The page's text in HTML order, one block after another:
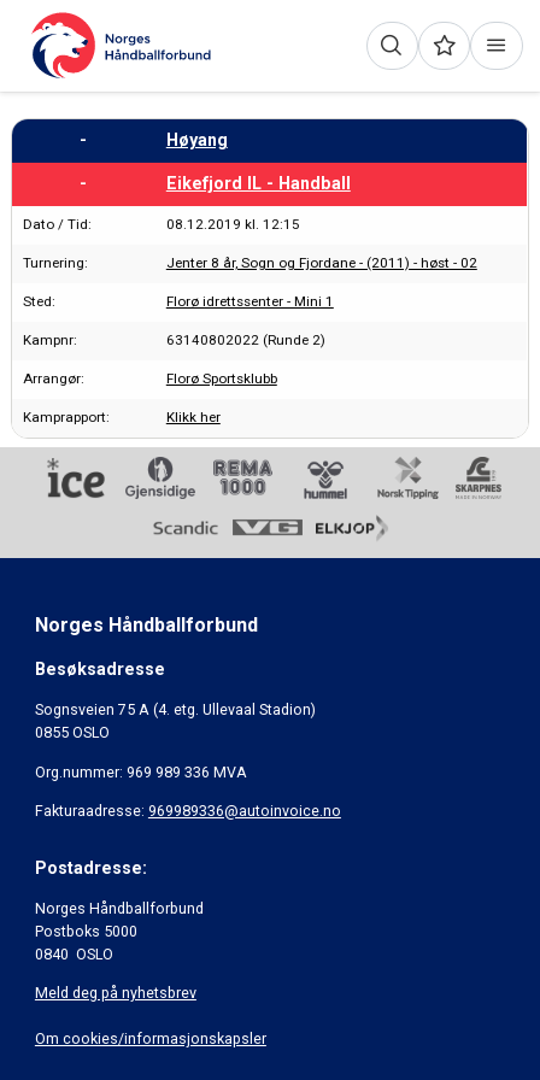
- Høyang
- Eikefjord IL - Handball
Dato / Tid: 08.12.2019 kl. 12:15
Turnering: Jenter 8 år, Sogn og Fjordane - (2011) - høst - 02
Sted: Florø idrettssenter - Mini 1
Kampnr: 63140802022 (Runde 2)
Arrangør: Florø Sportsklubb
Kamprapport: Klikk her
Norges Håndballforbund
Besøksadresse
Sognsveien 75 A (4. etg. Ullevaal Stadion)
0855 OSLO
Org.nummer: 969 989 336 MVA
Fakturaadresse: 969989336@autoinvoice.no
Postadresse:
Norges Håndballforbund
Postboks 5000
0840 OSLO
Meld deg på nyhetsbrev
Om cookies/informasjonskapsler